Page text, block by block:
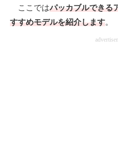
マーケ×ITの今がよく分かる
ITエンジニア向け専門サイト
ここではパッカブルできる
すすめモデルを紹介します。